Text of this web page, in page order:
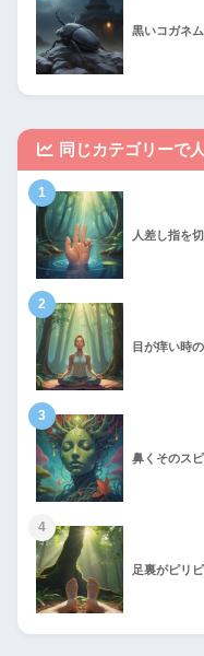
黒いコガネ
同じカテゴリーで
1
人差し指を
2
目が痒い時
3
鼻くそのス
4
足裏がピリ